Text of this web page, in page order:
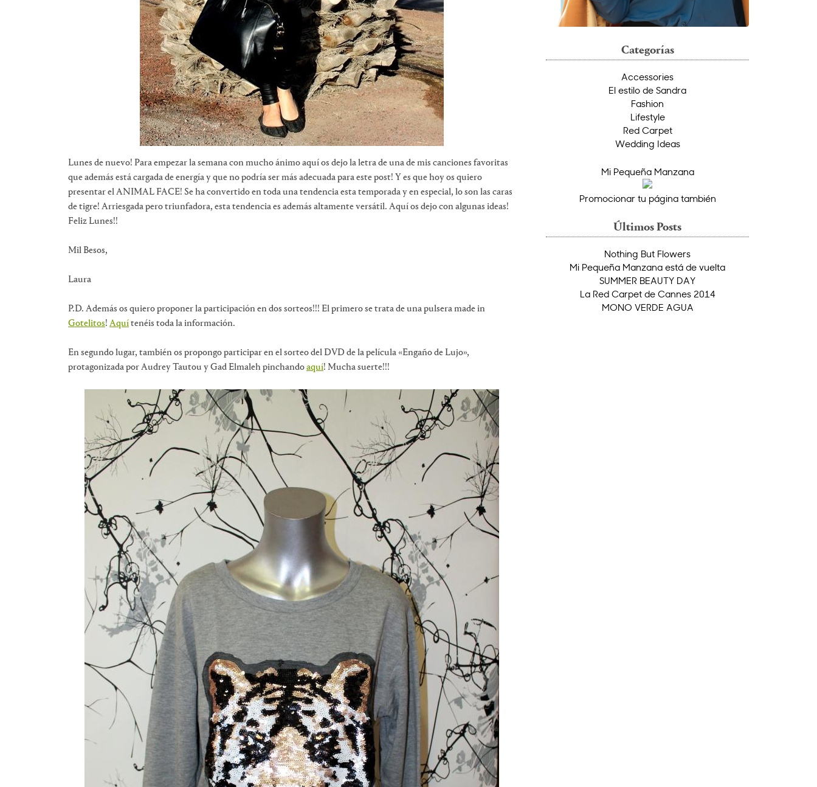
Lunes de nuevo! Para empezar la semana con mucho ánimo aquí os dejo la letra de una de mis canciones favoritas
que además está cargada de energía y que no podría ser más adecuada para este post! Y es que hoy os quiero
presentar el ANIMAL FACE! Se ha convertido en toda una tendencia esta temporada y en especial, lo son las caras
de tigre! Arriesgada pero triunfadora, esta tendencia es además altamente versátil. Aquí os dejo con algunas ideas!
Feliz Lunes!!
Mil Besos,
Laura
P.D. Además os quiero proponer la participación en dos sorteos!!! El primero se trata de una pulsera made in
Gotelitos! Aquítenéis toda la información.
En segundo lugar, también os propongo participar en el sorteo del DVD de la película «Engaño de Lujo»,
protagonizada por Audrey Tautou y Gad Elmaleh pinchandoaquí! Mucha suerte!!!
Categorías
Accessories
El estilo de Sandra
Fashion
Lifestyle
Red Carpet
Wedding Ideas
Mi Pequeña Manzana
Promocionar tu página también
Últimos Posts
Nothing But Flowers
Mi Pequeña Manzana está de vuelta
SUMMER BEAUTY DAY
La Red Carpet de Cannes 2014
MONO VERDE AGUA